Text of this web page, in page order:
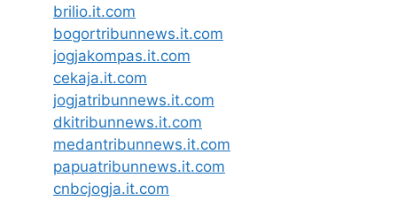
brilio.it.com
bogortribunnews.it.com
jogjakompas.it.com
cekaja.it.com
jogjatribunnews.it.com
dkitribunnews.it.com
medantribunnews.it.com
papuatribunnews.it.com
cnbcjogja.it.com